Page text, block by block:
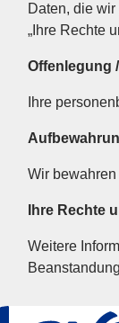
Daten, die
„Ihre Rechte
Offenlegung
Ihre
Wir
Ihre Rechte
Weitere